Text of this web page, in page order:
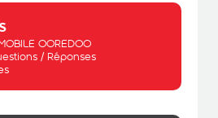
OOREDOO
/ Réponses